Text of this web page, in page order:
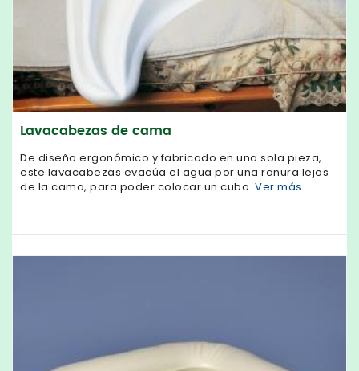
Lavacabezas de cama
De diseño ergonómico y fabricado en una sola pieza,
este lavacabezas evacúa el agua por una ranura lejos
de la cama, para poder colocar un cubo. Ver más